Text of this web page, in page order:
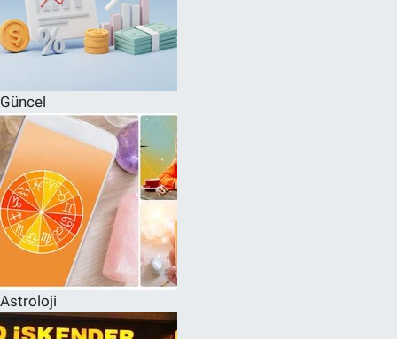
Güncel
Astroloji